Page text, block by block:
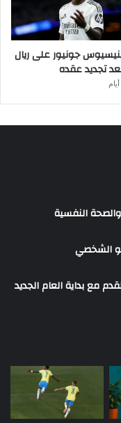
جونيور على ريال
تجديد عقده
النفسية
الشخصي
مع بداية العام الجديد